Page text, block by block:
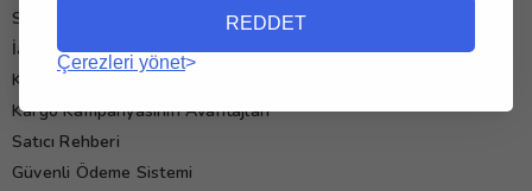
REDDET
Çerezleri yönet
Sık Sorulan Sorular
İade ve İptal Koşulları
Kullanım Koşulları
Kargo Kampanyasının Avantajları
Satıcı Rehberi
Güvenli Ödeme Sistemi